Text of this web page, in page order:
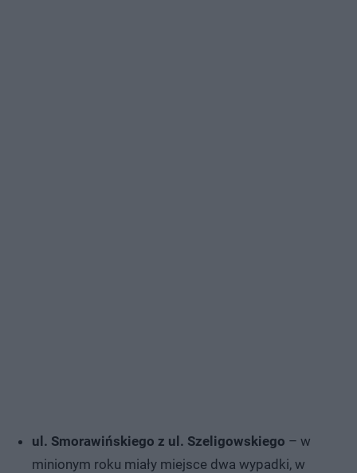
ul. Smorawińskiego z ul. Szeligowskiego – w
minionym roku miały miejsce dwa wypadki, w